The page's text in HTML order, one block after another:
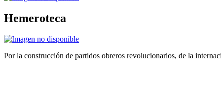
Hemeroteca
Por la construcción de partidos obreros revolucionarios, de la